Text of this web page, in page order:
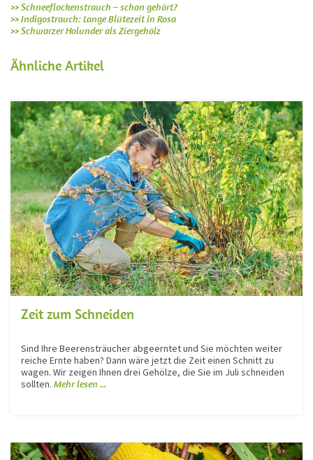
>> Schneeflockenstrauch – schon gehört?
>> Indigostrauch: Lange Blütezeit in Rosa
>> Schwarzer Holunder als Ziergehölz
Ähnliche Artikel
Zeit zum Schneiden
Sind Ihre Beerensträucher abgeerntet und Sie möchten weiter
reiche Ernte haben? Dann wäre jetzt die Zeit einen Schnitt zu
wagen. Wir zeigen Ihnen drei Gehölze, die Sie im Juli schneiden
sollten. Mehr lesen ...